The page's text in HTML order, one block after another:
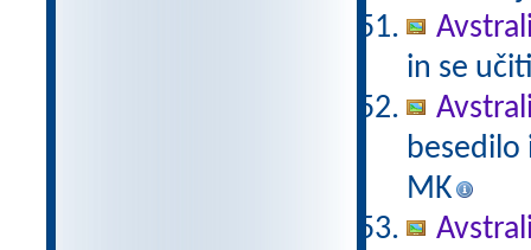
in se
besedilo
MK